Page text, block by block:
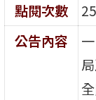
點閱次數
公告內容